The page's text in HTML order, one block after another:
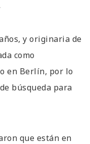
y originaria de
como
en Berlín, por lo
búsqueda para
que están en